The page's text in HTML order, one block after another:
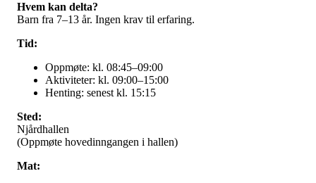
Hvem kan delta?
Barn fra 7–13 år. Ingen krav til erfaring.
Tid:
Oppmøte: kl. 08:45–09:00
Aktiviteter: kl. 09:00–15:00
Henting: senest kl. 15:15
Sted:
Njårdhallen
(Oppmøte hovedinngangen i hallen)
Mat: